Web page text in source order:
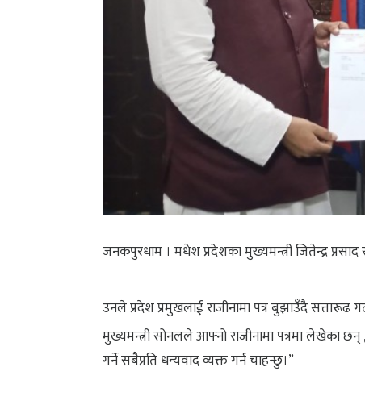
जनकपुरधाम । मधेश प्रदेशका मुख्यमन्त्री जितेन्द्र
उनले प्रदेश प्रमुखलाई राजीनामा पत्र बुझाउँदै
मुख्यमन्त्री सोनलले आफ्नो राजीनामा पत्रमा लेखेका छन्
गर्ने सबैप्रति धन्यवाद व्यक्त गर्न चाहन्छु।”